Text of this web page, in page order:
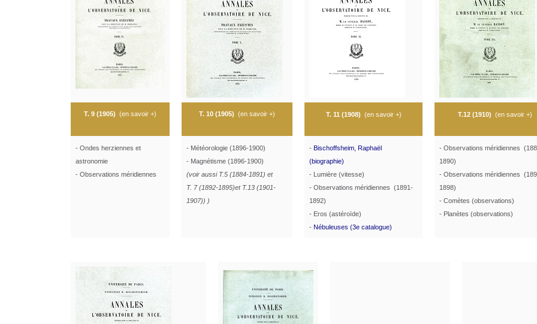
T. 9 (1905) (en savoir +) T. 10 (1905) (en savoir +) T. 11 (1908) (en savoir +) T.12 (1910) (en savoir +)
- Ondes herziennes et
astronomie
- Observations méridiennes
- Météorologie (1896-1900)
- Magnétisme (1896-1900)
(voir aussi T.5 (1884-1891) et
T. 7 (1892-1895)et T.13 (1901-
1907)) )
- Bischoffsheim, Raphaël
(biographie)
- Lumière (vitesse)
- Observations méridiennes (1891-
1892)
- Eros (astéroïde)
- Nébuleuses (3e catalogue)
- Observations méridiennes
1890)
- Observations méridiennes
1898)
- Comètes (observations)
- Planètes (observations)